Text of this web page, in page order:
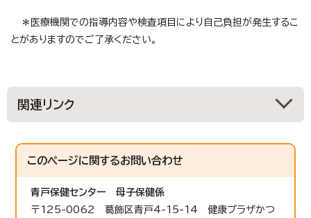
＊医療機関での指導内容や検査項目により自己負担が発生するこ
とがありますのでご了承ください。
関連リンク
このページに関するお問い合わせ
青戸保健センター
母子保健係
〒125-0062 葛飾区青戸4-15-14 健康プラザかつ